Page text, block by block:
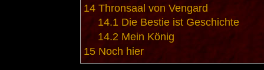
14 Thronsaal von Vengard
14.1 Die Bestie ist Geschichte
14.2 Mein König
15 Noch hier